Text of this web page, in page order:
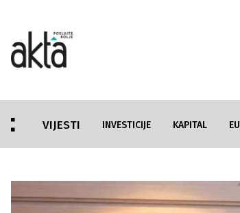
VIJESTI INVESTICIJE KAPITAL EU